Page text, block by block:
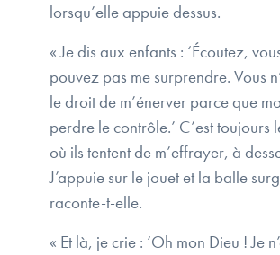
lorsqu’elle appuie dessus.
« Je dis aux enfants : ‘Écoutez,
pouvez pas me surprendre. Vous
le droit de m’énerver parce que
perdre le contrôle.’ C’est toujours
où ils tentent de m’effrayer, à
J’appuie sur le jouet et la balle
raconte-t-elle.
« Et là, je crie : ‘Oh mon Dieu ! Je